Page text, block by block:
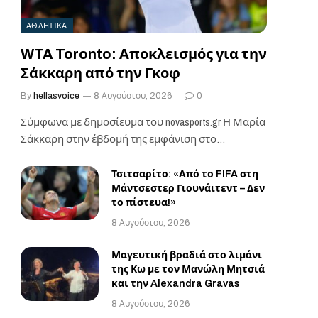
ΑΘΛΗΤΙΚΑ
WTA Toronto: Αποκλεισμός για την
Σάκκαρη από την Γκοφ
By hellasvoice 8 Αυγούστου, 2026 0
Σύμφωνα με δημοσίευμα του novasports.gr Η Μαρία
Σάκκαρη στην έβδομή της εμφάνιση στο
Τσιτσαρίτο: «Από το FIFA στη
Μάντσεστερ Γιουνάιτεντ – Δεν
το πίστευα!»
8 Αυγούστου, 2026
Μαγευτική βραδιά στο λιμάνι
της Κω με τον Μανώλη Μητσιά
και την Alexandra Gravas
8 Αυγούστου, 2026